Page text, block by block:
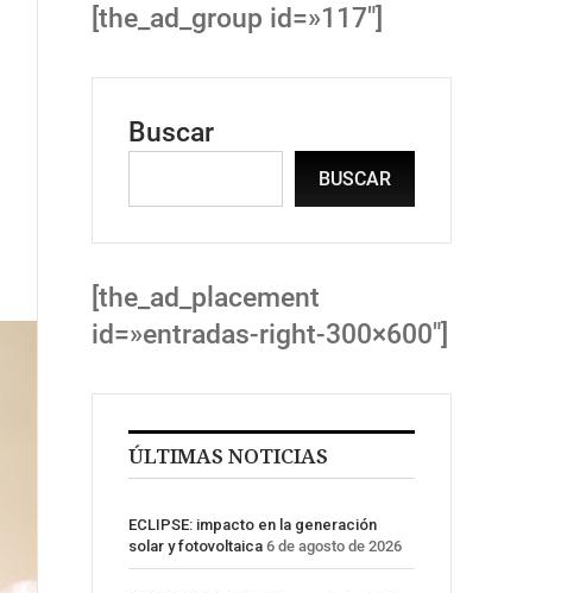
[the_ad_group id=»117″]
Buscar
BUSCAR
[the_ad_placement
id=»entradas-right-300×600″]
ÚLTIMAS NOTICIAS
ECLIPSE: impacto en la generación
solar y fotovoltaica 6 de agosto de 2026